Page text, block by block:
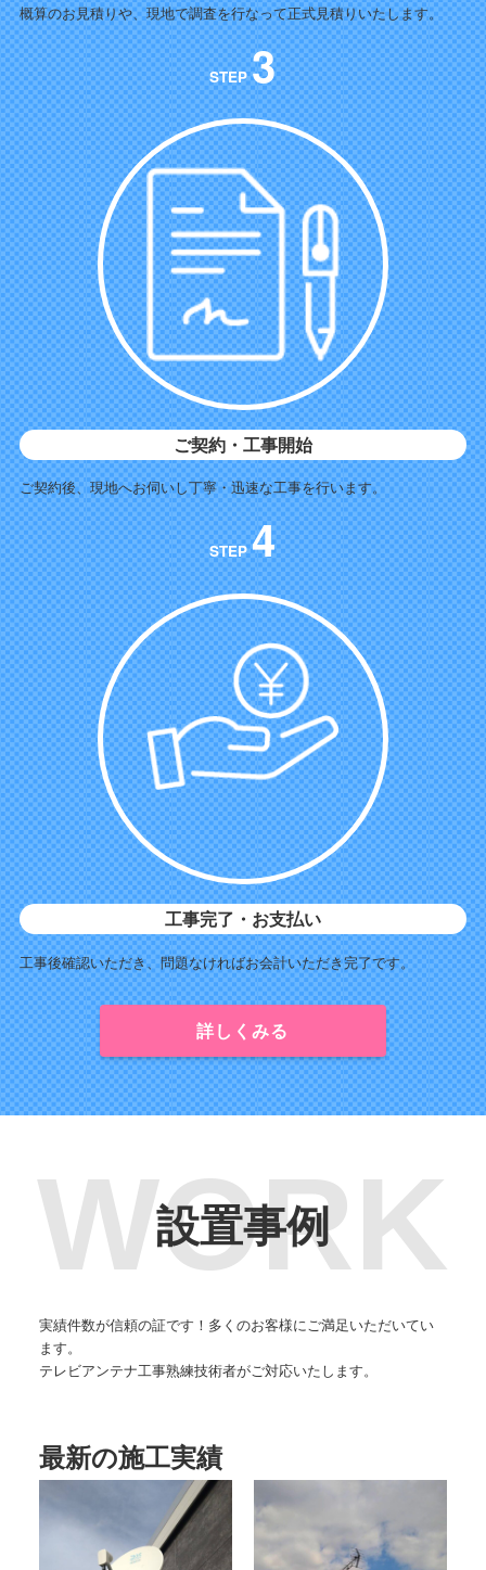
概算のお見積りや、現地で調査を行なって正式見積りいたします。
STEP3
ご契約・工事開始
ご契約後、現地へお伺いし丁寧・迅速な工事を行います。
STEP4
工事完了・お支払い
工事後確認いただき、問題なければお会計いただき完了です。
詳しくみる
設置事例
実績件数が信頼の証です！多くのお客様にご満足いただいてい
ます。
テレビアンテナ工事熟練技術者がご対応いたします。
最新の施工実績